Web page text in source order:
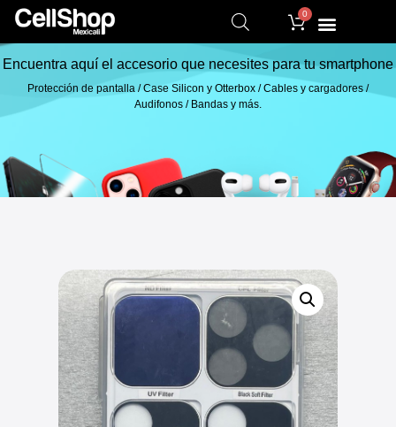
0
Encuentra aquí el accesorio que necesites para tu smartphone
Protección de pantalla / Case Silicon y Otterbox / Cables y cargadores /
Audifonos / Bandas y más.